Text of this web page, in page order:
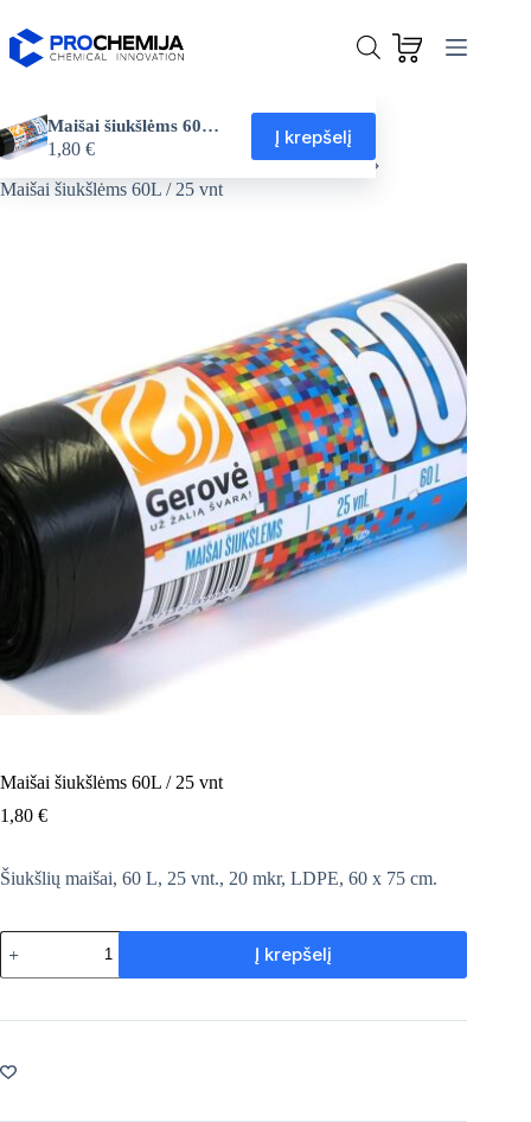
content
Maišai šiukšlėms 60L / 25 vnt
1,80 €
Į krepšelį
Pagrindinis
Šiukšlių maišai
Maišai šiukšlėms 60L / 25 vnt
Maišai šiukšlėms 60L / 25 vnt
1,80 €
Šiukšlių maišai, 60 L, 25 vnt., 20 mkr, LDPE, 60 x 75 cm.
produkto
kiekis:
Maišai
60L
vnt
Į krepšelį